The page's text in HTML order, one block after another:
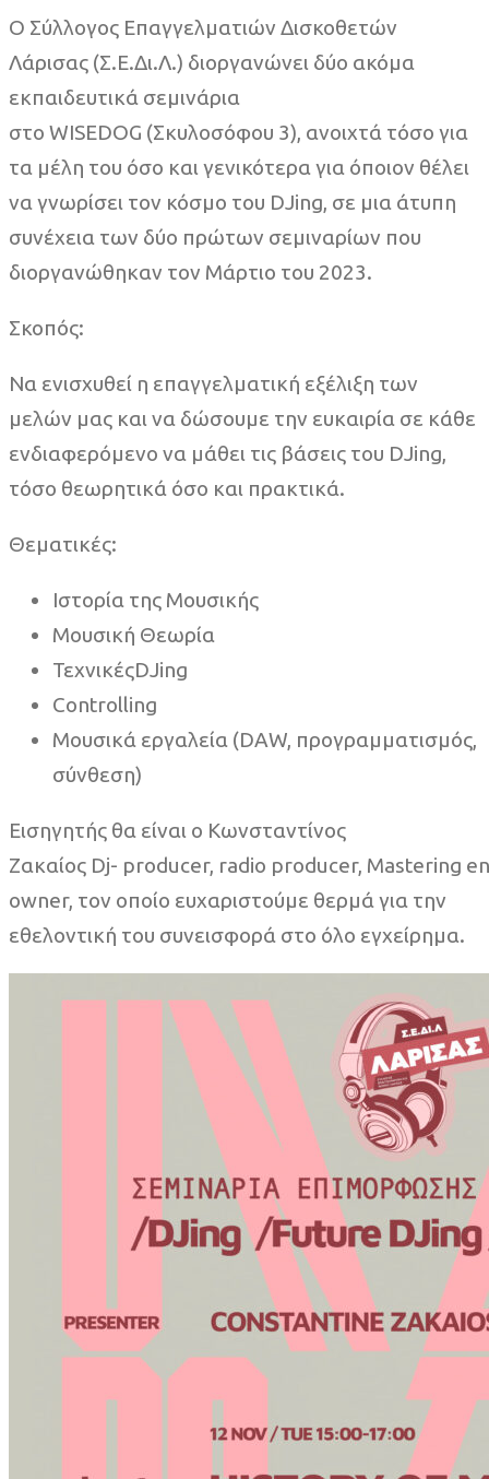
Ο Σύλλογος Επαγγελματιών Δισκοθετών
Λάρισας (Σ.Ε.Δι.Λ.) διοργανώνει δύο ακόμα
εκπαιδευτικά σεμινάρια
στο WISEDOG (Σκυλοσόφου 3), ανοιχτά τόσο για
τα μέλη του όσο και γενικότερα για όποιον θέλει
να γνωρίσει τον κόσμο του DJing, σε μια άτυπη
συνέχεια των δύο πρώτων σεμιναρίων που
διοργανώθηκαν τον Μάρτιο του 2023.
Σκοπός:
Να ενισχυθεί η επαγγελματική εξέλιξη των
μελών μας και να δώσουμε την ευκαιρία σε κάθε
ενδιαφερόμενο να μάθει τις βάσεις του DJing,
τόσο θεωρητικά όσο και πρακτικά.
Θεματικές:
Ιστορία της Μουσικής
Μουσική Θεωρία
ΤεχνικέςDJing
Controlling
Μουσικά εργαλεία (DAW, προγραμματισμός,
σύνθεση)
Εισηγητής θα είναι ο Κωνσταντίνος
Ζακαίος Dj- producer, radio producer, Mastering
owner, τον οποίο ευχαριστούμε θερμά για την
εθελοντική του συνεισφορά στο όλο εγχείρημα.